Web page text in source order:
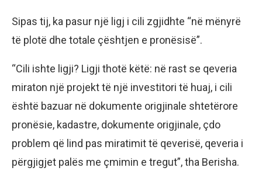
Sipas tij, ka pasur një ligj i cili zgjidhte “në mënyrë
të plotë dhe totale çështjen e pronësisë”.
“Cili ishte ligji? Ligji thotë këtë: në rast se qeveria
miraton një projekt të një investitori të huaj, i cili
është bazuar në dokumente origjinale shtetërore
pronësie, kadastre, dokumente origjinale, çdo
problem që lind pas miratimit të qeverisë, qeveria i
përgjigjet palës me çmimin e tregut”, tha Berisha.